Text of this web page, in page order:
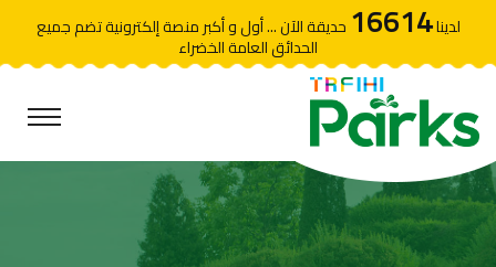
لدينا16614 حديقة الآن ... أول و أكبر منصة إلكترونية تضم جميع
الحدائق العامة الخضراء